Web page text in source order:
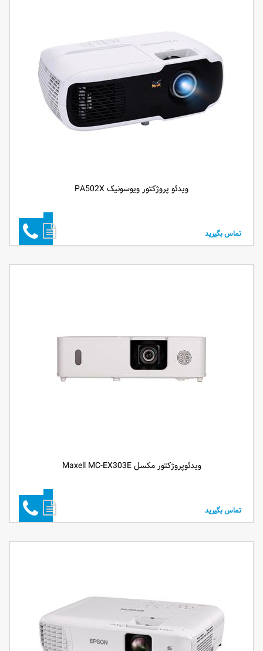
ویدئو پروژکتور ویوسونیک PA502X
تماس بگیرید
ویدئوپروژکتور مکسل Maxell MC-EX303E
تماس بگیرید